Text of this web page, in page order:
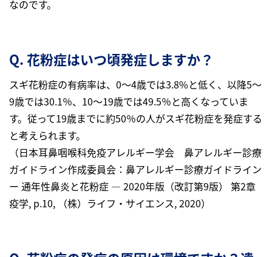
なのです。
Q. 花粉症はいつ頃発症しますか？
スギ花粉症の有病率は、0～4歳では3.8%と低く、以降5～
9歳では30.1％、10～19歳では49.5％と高くなっていま
す。従って19歳までに約50％の人がスギ花粉症を発症する
と考えられます。
（日本耳鼻咽喉科免疫アレルギー学会 鼻アレルギー診療
ガイドライン作成委員会：鼻アレルギー診療ガイドライン
ー 通年性鼻炎と花粉症 ― 2020年版（改訂第9版） 第2章
疫学, p.10, （株）ライフ・サイエンス, 2020）